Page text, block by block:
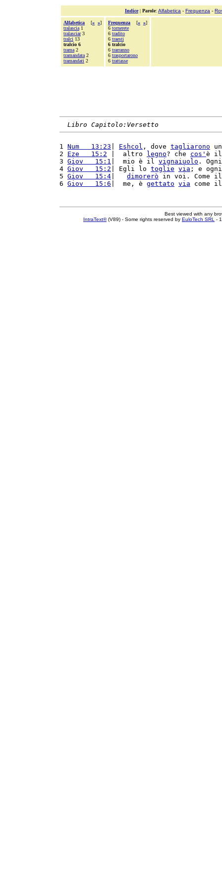
Indice| Parole: Alfabetica - Frequenza -
Alfabetica [« »]
tralascia 1
tralasciar3
tralci 13
tralcio 6
trama 2
tramandata 2
tramandati 2
Frequenza [« »]
6 tornerete
6 tradito
6 traesti
6 tralcio
6 trarranno
6 trasportarono
6 trattasse
Libro Capitolo:Versetto
1 Num   13:23 Eshcol , dove tagliarono
2 Eze   15:2 |  altro legno? che cos' è
3 Giov   15:1 |  mio è il vignaiuolo .
4 Giov   15:2 | Egli lo toglie via ; e
5 Giov   15:4 dimorerò in voi. Come
6 Giov   15:6 |  me, è gettato via come
Best viewed with any
IntraText®(V89) - Some rights reserved by EuloTech SRL -